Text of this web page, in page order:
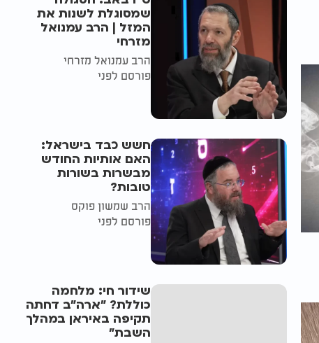
שמסוגלת לשנות את
המזל | הרב עמנואל
מזרחי
הרב עמנואל מזרחי
פורסם לפני
חשש כבד בישראל:
האם אותיות החודש
מבשרות בשורות
טובות?
הרב שמשון פוקס
פורסם לפני
שידור חי: מלחמה
כוללת? ״ארה"ב דחתה
תקיפה באיראן במהלך
השבת״